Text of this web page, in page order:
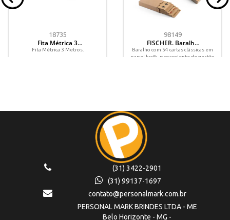
18735
Fita Métrica 3
Metros
Fita Métrica 3 Metros.
98149
FISCHER. Baralho
de 54 cartas
clássicas em papel
Baralho com 54 cartas clássicas em
papel kraft, proveniente de gestão
(31) 3422-2901
(31) 99137-1697
contato@personalmark.com.br
PERSONAL MARK BRINDES LTDA - ME
Belo Horizonte - MG -